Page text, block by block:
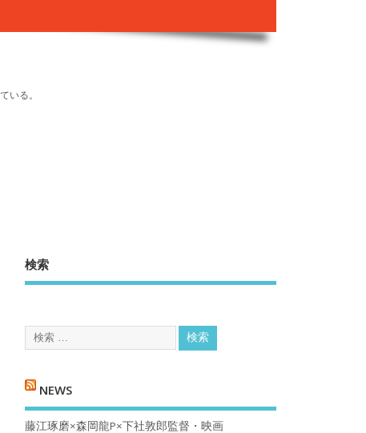
いる。
検索
NEWS
藤江琢磨×森岡龍P×下社敦郎監督・映画